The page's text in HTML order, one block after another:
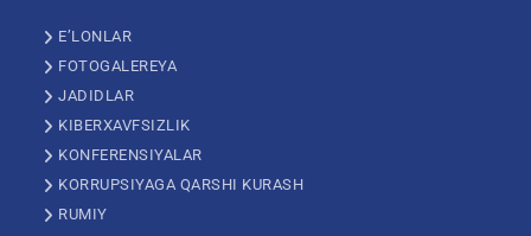
E’LONLAR
FOTOGALEREYA
JADIDLAR
KIBERXAVFSIZLIK
KONFERENSIYALAR
KORRUPSIYAGA QARSHI KURASH
RUMIY